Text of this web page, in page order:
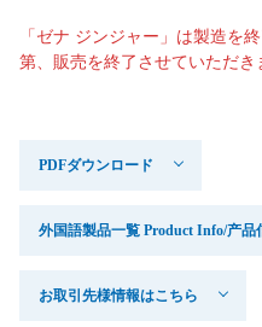
「ゼナ ジンジャー」は製造を
第、販売を終了させていただき
PDFダウンロード
外国語製品一覧 Product Info/产品
お取引先様情報はこちら